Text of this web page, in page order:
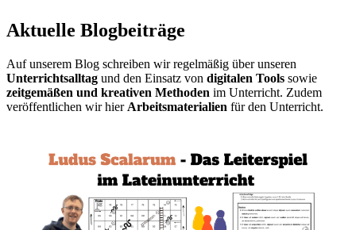
Aktuelle Blogbeiträge
Auf unserem Blog schreiben wir regelmäßig über unseren
Unterrichtsalltag und den Einsatz von digitalen Tools sowie
zeitgemäßen und kreativen Methoden im Unterricht. Zudem
veröffentlichen wir hier Arbeitsmaterialien für den Unterricht.